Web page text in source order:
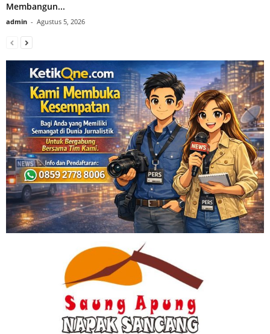
Membangun...
admin - Agustus 5, 2026